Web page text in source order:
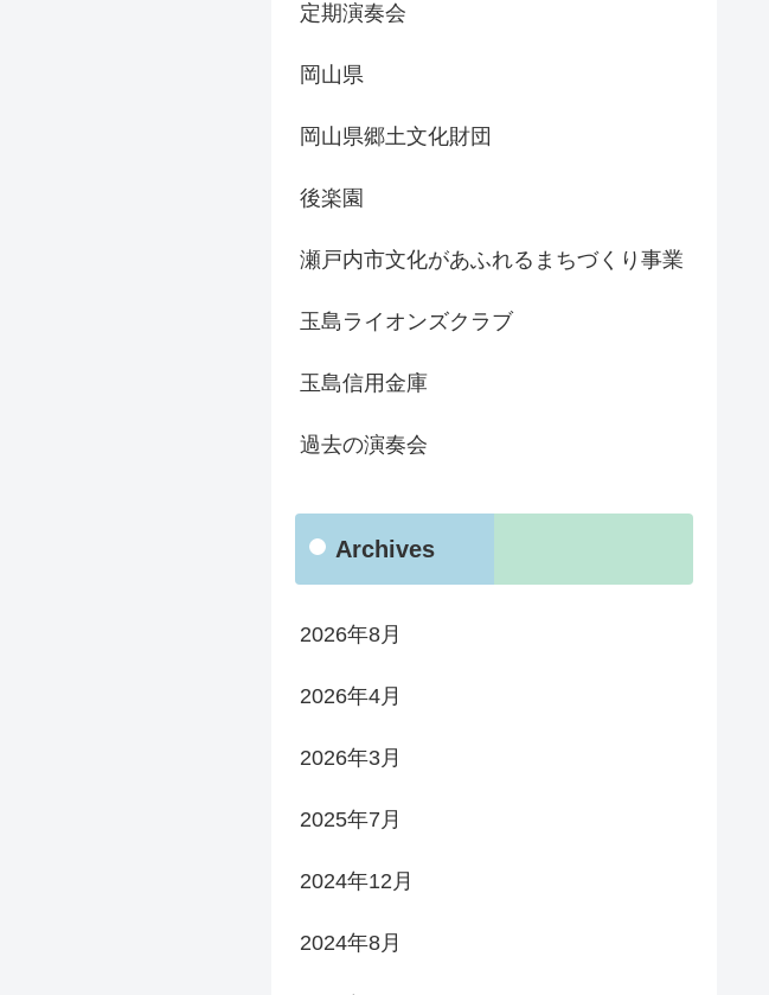
定期演奏会
岡山県
岡山県郷土文化財団
後楽園
瀬戸内市文化があふれるまちづくり事業
玉島ライオンズクラブ
玉島信用金庫
過去の演奏会
Archives
2026年8月
2026年4月
2026年3月
2025年7月
2024年12月
2024年8月